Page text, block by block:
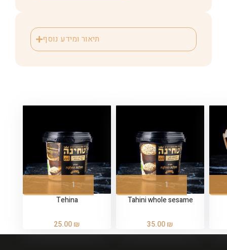
תיאור ומידע נוסף
Tehina
25.00₪
Tahini whole sesame
35.00₪